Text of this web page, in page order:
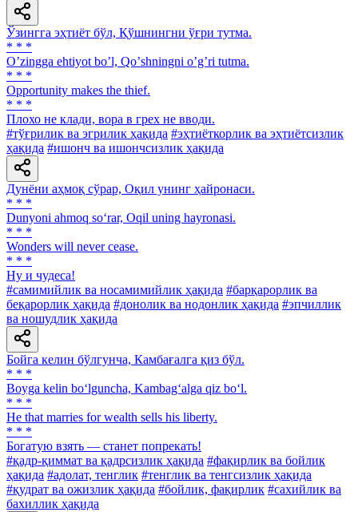
Ўзингга эҳтиёт бўл, Қўшнингни ўғри тутма.
* * *
Oʼzingga ehtiyot boʼl, Qoʼshningni oʼgʼri tutma.
* * *
Opportunity makes the thief.
* * *
Плохо не клади, вора в грех не вводи.
#тўғрилик ва эгрилик ҳақида #эҳтиёткорлик ва эҳтиётсизлик
ҳақида #ишонч ва ишончсизлик ҳақида
Дунёни аҳмоқ сўрар, Оқил унинг ҳайронаси.
* * *
Dunyoni ahmoq so‘rar, Oqil uning hayronasi.
* * *
Wonders will never cease.
* * *
Ну и чудеса!
#самимийлик ва носамимийлик ҳақида #барқарорлик ва
беқарорлик ҳақида #донолик ва нодонлик ҳақида #эпчиллик
ва ношудлик ҳақида
Бойга келин бўлгунча, Камбағалга қиз бўл.
* * *
Boyga kelin bo‘lguncha, Kambag‘alga qiz bo‘l.
* * *
Не that marries for wealth sells his liberty.
* * *
Богатую взять — станет попрекать!
#қадр-қиммат ва қадрсизлик ҳақида #фақирлик ва бойлик
ҳақида #адолат, тенглик #тенглик ва тенгсизлик ҳақида
#қудрат ва ожизлик ҳақида #бойлик, фақирлик #сахийлик ва
бахиллик ҳақида